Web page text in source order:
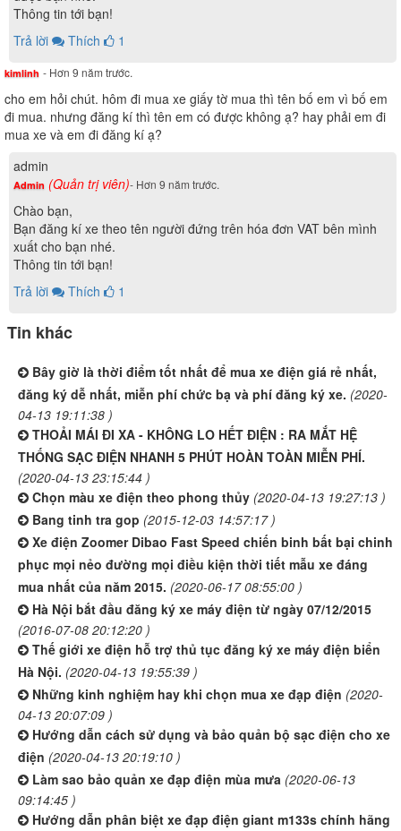
Thông tin tới bạn!
Trả lời
Thích 1
kimlinh - Hơn 9 năm trước.
cho em hỏi chút. hôm đi mua xe giấy tờ mua thì tên bố em vì bố em
đi mua. nhưng đăng kí thì tên em có được không ạ? hay phải em đi
mua xe và em đi đăng kí ạ?
admin
Admin (Quản trị viên)- Hơn 9 năm trước.
Chào bạn,
Bạn đăng kí xe theo tên người đứng trên hóa đơn VAT bên mình
xuất cho bạn nhé.
Thông tin tới bạn!
Trả lời
Thích 1
Tin khác
Bây giờ là thời điểm tốt nhất để mua xe điện giá rẻ nhất,
đăng ký dễ nhất, miễn phí chức bạ và phí đăng ký xe. (2020-
04-13 19:11:38 )
THOẢI MÁI ĐI XA - KHÔNG LO HẾT ĐIỆN : RA MẮT HỆ
THỐNG SẠC ĐIỆN NHANH 5 PHÚT HOÀN TOÀN MIỄN PHÍ.
(2020-04-13 23:15:44 )
Chọn màu xe điện theo phong thủy (2020-04-13 19:27:13 )
Bang tinh tra gop (2015-12-03 14:57:17 )
Xe điện Zoomer Dibao Fast Speed chiến binh bất bại chinh
phục mọi nẻo đường mọi điều kiện thời tiết mẫu xe đáng
mua nhất của năm 2015. (2020-06-17 08:55:00 )
Hà Nội bắt đầu đăng ký xe máy điện từ ngày 07/12/2015
(2016-07-08 20:12:20 )
Thế giới xe điện hỗ trợ thủ tục đăng ký xe máy điện biển
Hà Nội. (2020-04-13 19:55:39 )
Những kinh nghiệm hay khi chọn mua xe đạp điện (2020-
04-13 20:07:09 )
Hướng dẫn cách sử dụng và bảo quản bộ sạc điện cho xe
điện (2020-04-13 20:19:10 )
Làm sao bảo quản xe đạp điện mùa mưa (2020-06-13
09:14:45 )
Hướng dẫn phân biệt xe đạp điện giant m133s chính hãng